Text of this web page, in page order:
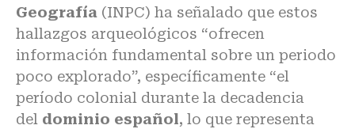
Geografía (INPC) ha señalado que estos
hallazgos arqueológicos “ofrecen
información fundamental sobre un periodo
poco explorado”, específicamente “el
período colonial durante la decadencia
del dominio español, lo que representa